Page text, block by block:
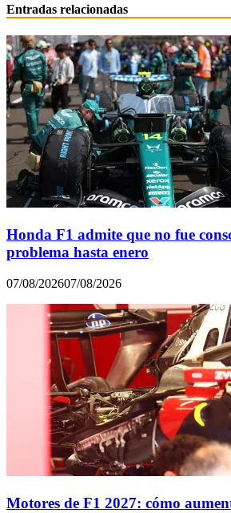
Entradas relacionadas
Honda F1 admite que no fue
problema hasta enero
07/08/202607/08/2026
Motores de F1 2027: cómo